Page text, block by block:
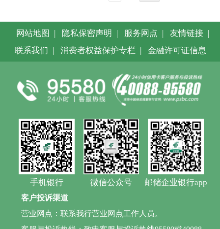
网站地图 | 隐私保密声明 | 服务网点 | 友情链接 |
联系我们 | 消费者权益保护专栏 | 金融许可证信息
手机银行 微信公众号 邮储企业银行app
客户投诉渠道
营业网点：联系我行营业网点工作人员。